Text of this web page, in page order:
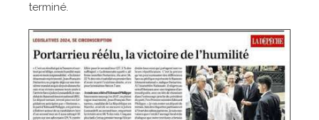
terminé.